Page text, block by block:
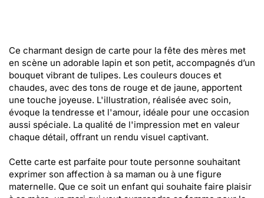
Ce charmant design de carte pour la fête des mères met
en scène un adorable lapin et son petit, accompagnés d’un
bouquet vibrant de tulipes. Les couleurs douces et
chaudes, avec des tons de rouge et de jaune, apportent
une touche joyeuse. L'illustration, réalisée avec soin,
évoque la tendresse et l'amour, idéale pour une occasion
aussi spéciale. La qualité de l'impression met en valeur
chaque détail, offrant un rendu visuel captivant.
Cette carte est parfaite pour toute personne souhaitant
exprimer son affection à sa maman ou à une figure
maternelle. Que ce soit un enfant qui souhaite faire plaisir